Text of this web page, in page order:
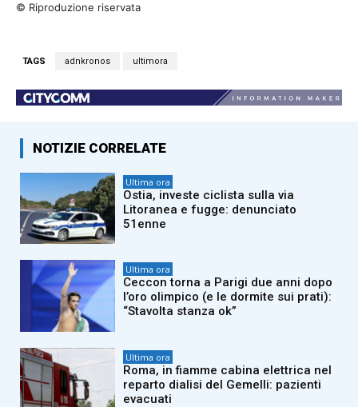
© Riproduzione riservata
TAGS adnkronos ultimora
NOTIZIE CORRELATE
Ultima ora
Ostia, investe ciclista sulla via
Litoranea e fugge: denunciato
51enne
Ultima ora
Ceccon torna a Parigi due anni dopo
l’oro olimpico (e le dormite sui prati):
“Stavolta stanza ok”
Ultima ora
Roma, in fiamme cabina elettrica nel
reparto dialisi del Gemelli: pazienti
evacuati